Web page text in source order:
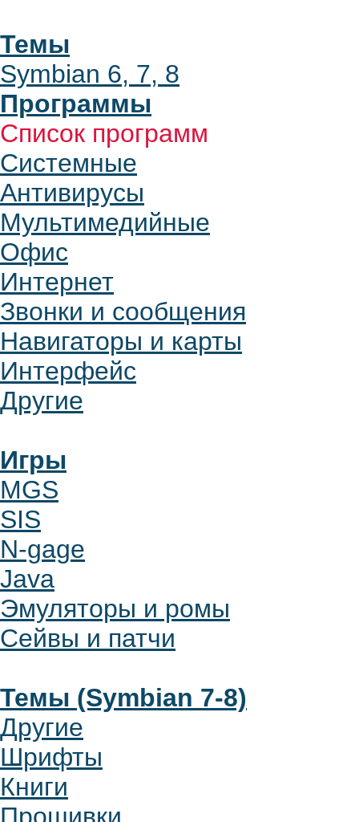
Темы
Symbian 6, 7, 8
Программы
Список программ
Системные
Антивирусы
Мультимедийные
Офис
Интернет
Звонки и сообщения
Навигаторы и карты
Интерфейс
Другие
Игры
MGS
SIS
N-gage
Java
Эмуляторы и ромы
Сейвы и патчи
Темы (Symbian 7-8)
Другие
Шрифты
Книги